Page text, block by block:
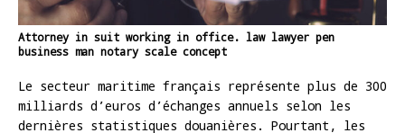
Attorney in suit working in office. law lawyer pen
business man notary scale concept
Le secteur maritime français représente plus de 300
milliards d’euros d’échanges annuels selon les
dernières statistiques douanières. Pourtant, les